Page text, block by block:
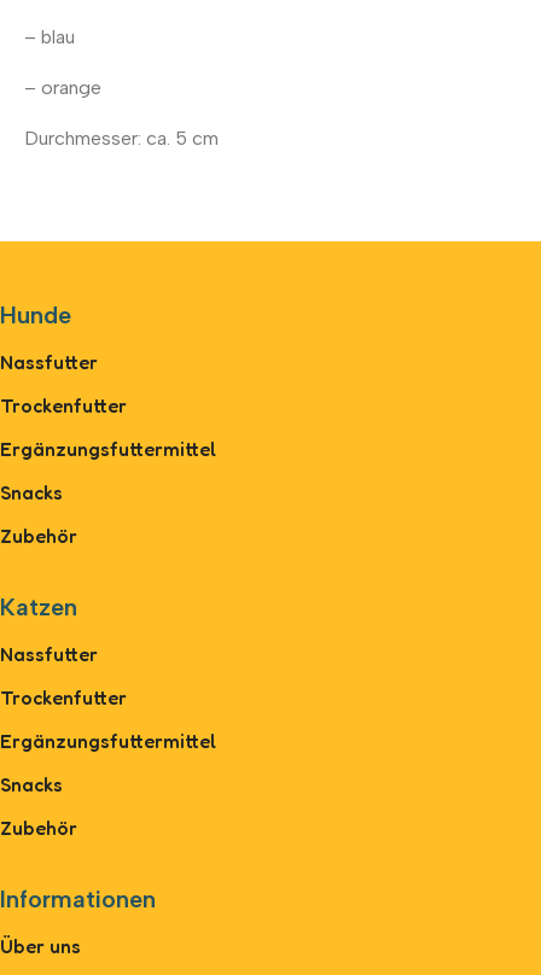
– blau
– orange
Durchmesser: ca. 5 cm
Hunde
Nassfutter
Trockenfutter
Ergänzungsfuttermittel
Snacks
Zubehör
Katzen
Nassfutter
Trockenfutter
Ergänzungsfuttermittel
Snacks
Zubehör
Informationen
Über uns